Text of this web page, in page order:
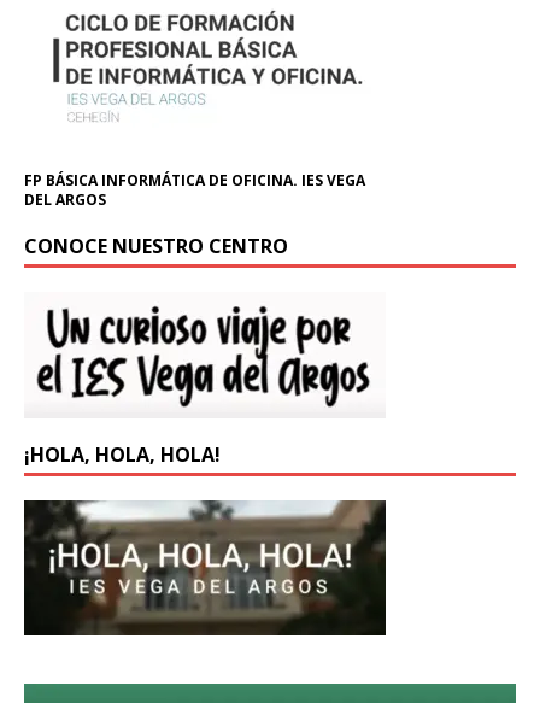
FP BÁSICA INFORMÁTICA DE OFICINA. IES VEGA
DEL ARGOS
CONOCE NUESTRO CENTRO
¡HOLA, HOLA, HOLA!